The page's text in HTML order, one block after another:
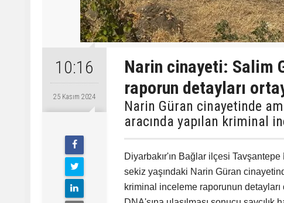
10:16
25 Kasım 2024
Narin cinayeti: Salim
raporun detayları
Narin Güran cinayetinde
aracında yapılan kriminal
Diyarbakır'ın Bağlar ilçesi
sekiz yaşındaki Narin Güran
kriminal inceleme raporunun detayları